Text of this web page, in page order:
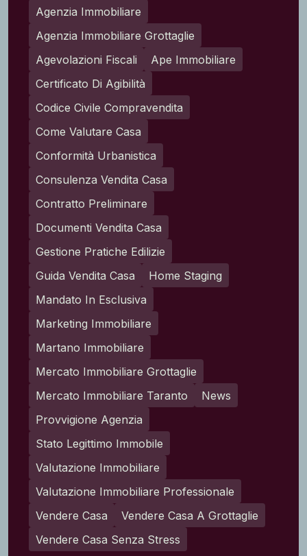
Agenzia Immobiliare
Agenzia Immobiliare Grottaglie
Agevolazioni Fiscali
Ape Immobiliare
Certificato Di Agibilità
Codice Civile Compravendita
Come Valutare Casa
Conformità Urbanistica
Consulenza Vendita Casa
Contratto Preliminare
Documenti Vendita Casa
Gestione Pratiche Edilizie
Guida Vendita Casa
Home Staging
Mandato In Esclusiva
Marketing Immobiliare
Martano Immobiliare
Mercato Immobiliare Grottaglie
Mercato Immobiliare Taranto
News
Provvigione Agenzia
Stato Legittimo Immobile
Valutazione Immobiliare
Valutazione Immobiliare Professionale
Vendere Casa
Vendere Casa A Grottaglie
Vendere Casa Senza Stress